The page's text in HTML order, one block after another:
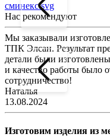
сминекс.svg
Нас рекомендуют
Мы заказывали
ТПК Элсан. Результат
детали были
и качество работы было
сотрудничество!
Наталья
13.08.2024
Изготовим изделия из